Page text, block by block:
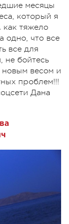
месяцы
который я
как тяжело
одно, что все
все для
не бойтесь
новым весом и
проблем!!!
Дана